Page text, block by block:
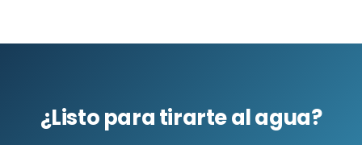
¿Listo para tirarte al agua?